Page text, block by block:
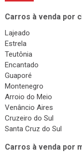
Carros à venda por
Lajeado
Estrela
Teutônia
Encantado
Guaporé
Montenegro
Arroio do Meio
Venâncio Aires
Cruzeiro do Sul
Santa Cruz do Sul
Carros à venda por